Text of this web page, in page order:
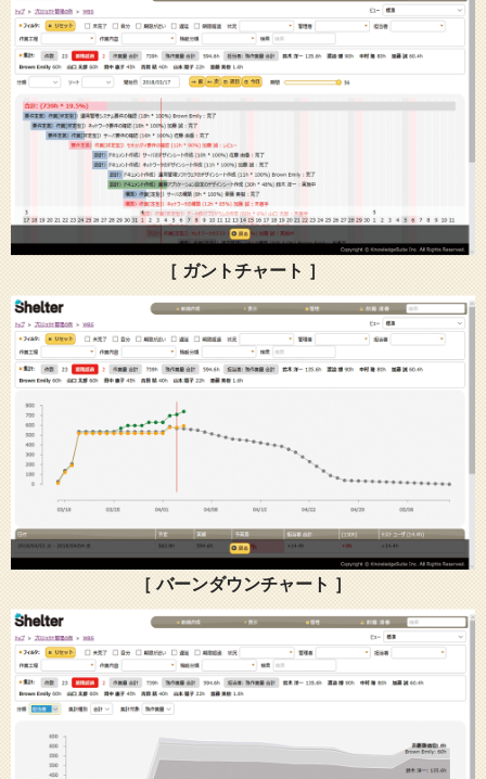
［ ガントチャート ］
［ バーンダウンチャート ］